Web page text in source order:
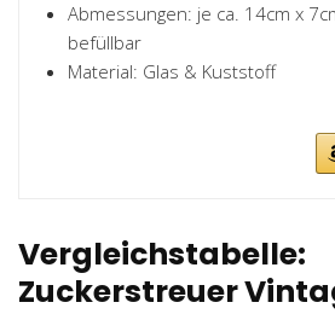
Abmessungen: je ca. 14cm x
befüllbar
Material: Glas & Kuststoff
Vergleichstabelle:
Zuckerstreuer